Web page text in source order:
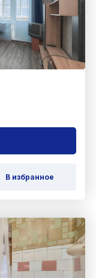
В избранное